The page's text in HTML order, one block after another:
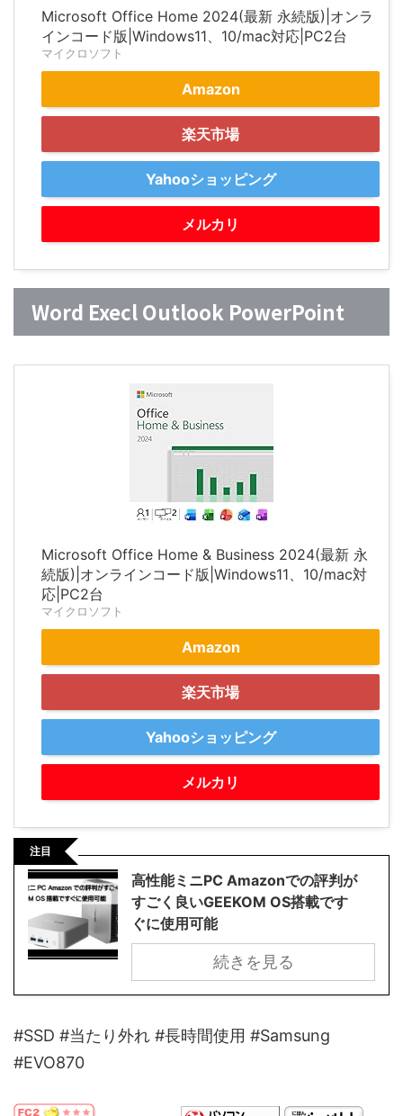
Microsoft Office Home 2024(最新 永続版)|オンラ
インコード版|Windows11、10/mac対応|PC2台
マイクロソフト
Amazon
楽天市場
Yahooショッピング
メルカリ
Word Execl Outlook PowerPoint
Microsoft Office Home & Business 2024(最新 永
続版)|オンラインコード版|Windows11、10/mac対
応|PC2台
マイクロソフト
Amazon
楽天市場
Yahooショッピング
メルカリ
注目
高性能ミニPC Amazonでの評判が
すごく良いGEEKOM OS搭載です
ぐに使用可能
続きを見る
#SSD #当たり外れ #長時間使用 #Samsung
#EVO870